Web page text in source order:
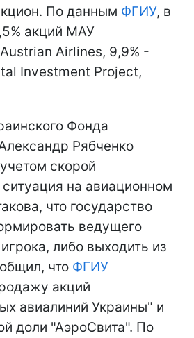
По данным ФГИУ, в
акций МАУ
Airlines, 9,9% -
Investment Project,
Фонда
Рябченко
скорой
на авиационном
что государство
ведущего
либо выходить из
что ФГИУ
акций
авиалиний Украины" и
доли "АэроСвита". По